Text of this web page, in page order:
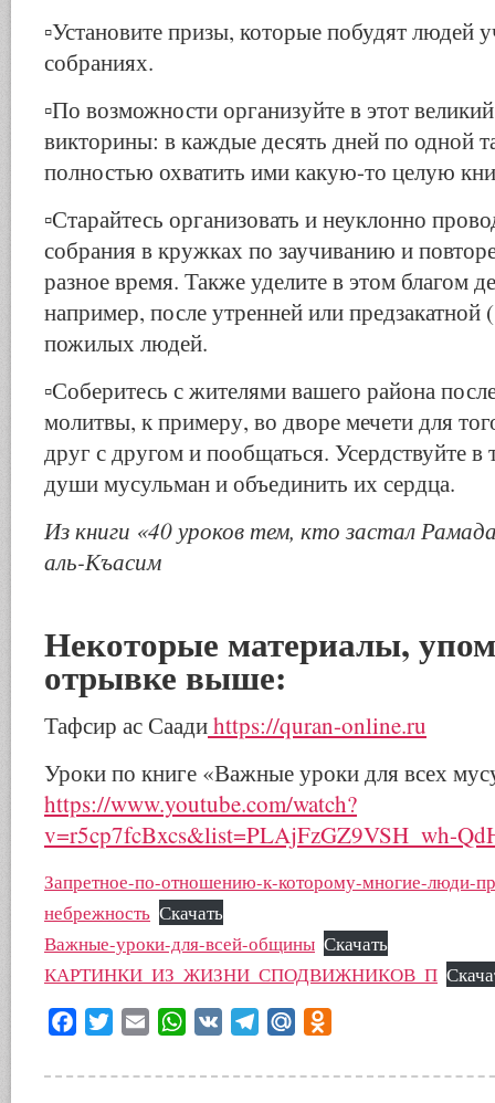
▫️Установите призы, которые побудят людей
собраниях.
▫️По возможности организуйте в этот
викторины: в каждые десять дней по одной
полностью охватить ими какую-то целую
▫️Старайтесь организовать и неуклонно
собрания в кружках по заучиванию и
разное время. Также уделите в этом благом
например, после утренней или предзакатной
пожилых людей.
▫️Соберитесь с жителями вашего района
молитвы, к примеру, во дворе мечети для
друг с другом и пообщаться. Усердствуйте
души мусульман и объединить их сердца.
Из книги «40 уроков тем, кто застал
аль-Къасим
Некоторые материалы,
отрывке выше:
Тафсир ас Саадиhttps://quran-online.ru
Уроки по книге «Важные уроки для всех
https://www.youtube.com/watch?
v=r5cp7fcBxcs&list=PLAjFzGZ9VSH_wh-
Запретное-по-отношению-к-которому-многие-люди-
небрежность Скачать
Важные-уроки-для-всей-общины Скачать
КАРТИНКИ_ИЗ_ЖИЗНИ_СПОДВИЖНИКОВ_П
Facebook
Twitter Email WhatsApp
VK TelegramMail.Ru